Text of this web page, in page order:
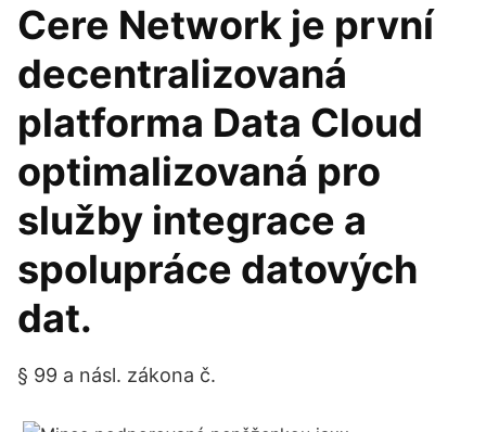
Cere Network je první
decentralizovaná
platforma Data Cloud
optimalizovaná pro
služby integrace a
spolupráce datových
dat.
§ 99 a násl. zákona č.